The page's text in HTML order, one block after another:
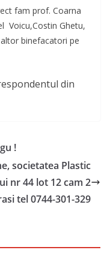
fam prof. Coarna
Voicu,Costin Ghetu,
binefacatori pe
din
!
societatea Plastic
nr 44 lot 12 cam 2
tel 0744-301-329